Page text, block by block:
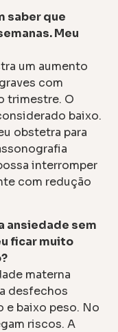
saber que
Meu
um aumento
com
trimestre. O
baixo.
obstetra para
interromper
com redução
ansiedade sem
ficar muito
materna
desfechos
e baixo peso. No
riscos. A